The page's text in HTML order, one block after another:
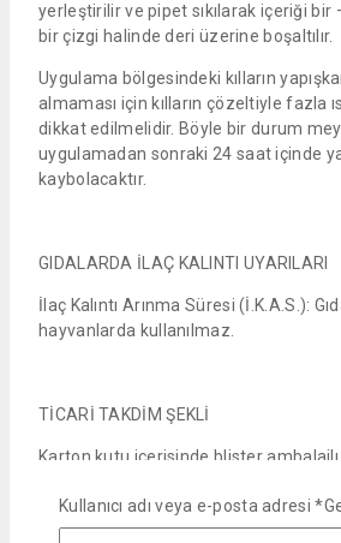
yerleştirilir ve pipet sıkılarak içeriği bir
bir çizgi halinde deri üzerine boşaltılır.
Uygulama bölgesindeki kılların
almaması için kılların çözeltiyle fazla
dikkat edilmelidir. Böyle bir durum
uygulamadan sonraki 24 saat içinde
kaybolacaktır.
GIDALARDA İLAÇ KALINTI UYARILARI
İlaç Kalıntı Arınma Süresi (İ.K.A.S.):
hayvanlarda kullanılmaz.
TİCARİ TAKDİM ŞEKLİ
Karton kutu içerisinde blister
sunulmuştur.
Kullanıcı adı veya e-posta adresi*